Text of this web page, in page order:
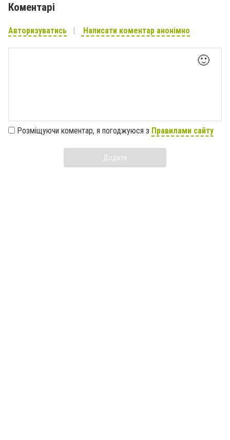
Коментарі
Авторизуватись Написати коментар анонімно
🙂
Розміщуючи коментар, я погоджуюся з Правилами сайту
Додати